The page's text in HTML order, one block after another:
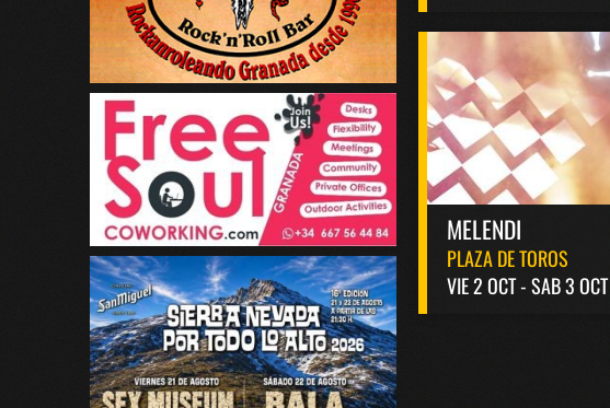
MELENDI
PLAZA DE TOROS
VIE 2 OCT - SAB 3 OCT